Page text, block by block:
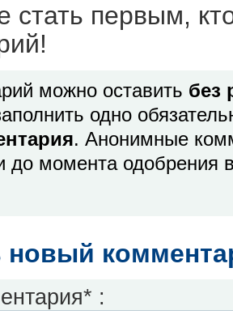
стать первым,
можно оставить без
одно
. Анонимные
до момента одобрения
новый
: